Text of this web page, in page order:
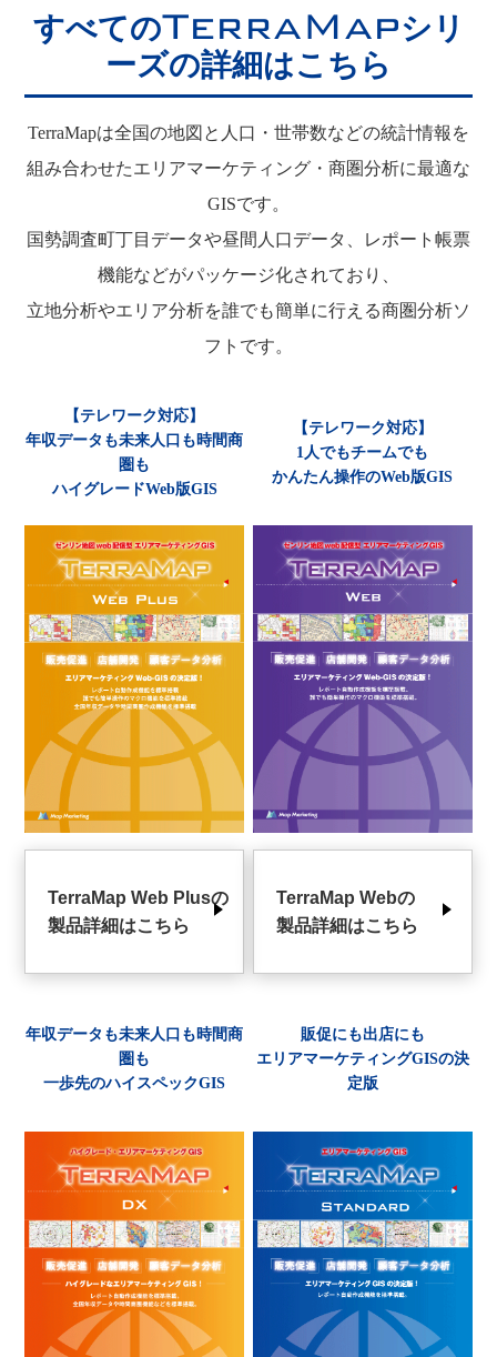
すべてのTerraMapシリ
ーズの詳細はこちら
TerraMapは全国の地図と人口・世帯数などの統計情報を
組み合わせたエリアマーケティング・商圏分析に最適な
GISです。
国勢調査町丁目データや昼間人口データ、レポート帳票
機能などがパッケージ化されており、
立地分析やエリア分析を誰でも簡単に行える商圏分析ソ
フトです。
【テレワーク対応】
年収データも未来人口も時間商
圏も
ハイグレードWeb版GIS
TerraMap Web Plusの
製品詳細はこちら
【テレワーク対応】
1人でもチームでも
かんたん操作のWeb版GIS
TerraMap Webの
製品詳細はこちら
年収データも未来人口も時間商
圏も
一歩先のハイスペックGIS
販促にも出店にも
エリアマーケティングGISの決
定版